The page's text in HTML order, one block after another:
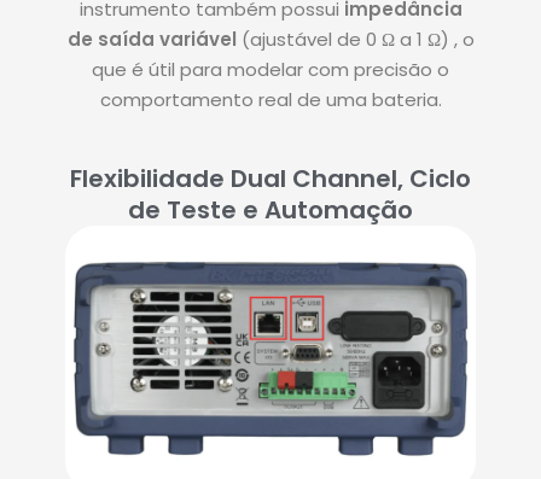
instrumento também possui impedância
de saída variável (ajustável de 0 Ωa 1 Ω) , o
que é útil para modelar com precisão o
comportamento real de uma bateria.
Flexibilidade Dual Channel, Ciclo
de Teste e Automação